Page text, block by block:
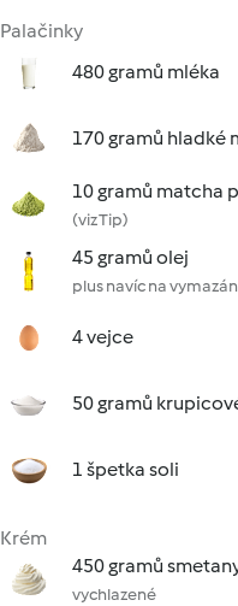
Palačinky
480 gramů mléka
170 gramů hladké
10 gramů matcha
(viz Tip)
45 gramů olej
plus navíc na
4 vejce
50 gramů
1 špetka soli
Krém
450 gramů
vychlazené